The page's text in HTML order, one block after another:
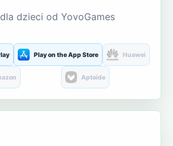
dzieci od YovoGames
Play on the App Store Huawei
Aptoide